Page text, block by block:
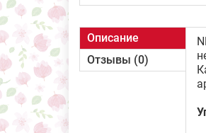
Описание
Отзывы (0)